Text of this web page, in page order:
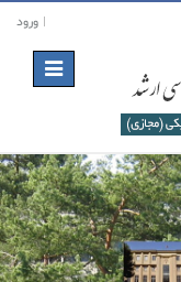
ورود
Toggle
navigation